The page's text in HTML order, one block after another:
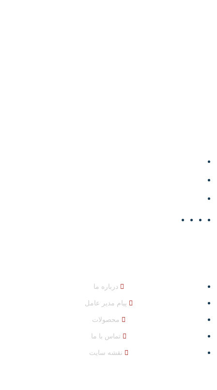
درباره ما
پیام مدیر عامل
محصولات
تماس با ما
نقشه سایت